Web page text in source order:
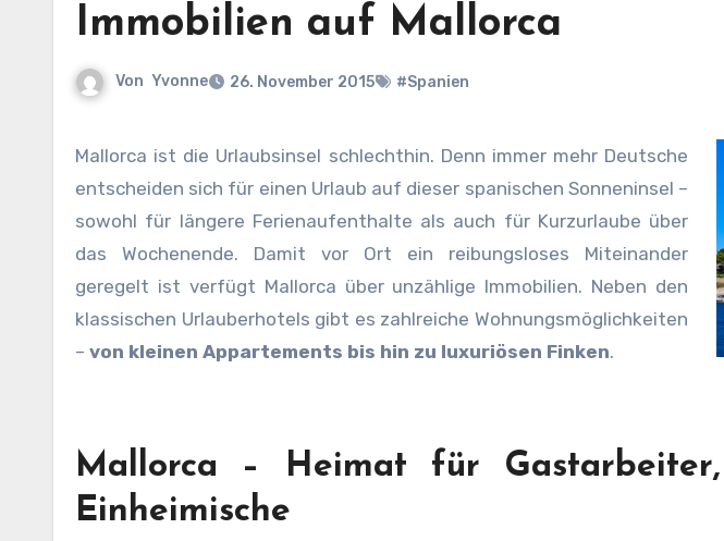
Immobilien auf Mallorca
Von Yvonne 26. November 2015 #Spanien
Mallorca ist die Urlaubsinsel schlechthin. Denn immer mehr Deutsche
entscheiden sich für einen Urlaub auf dieser spanischen Sonneninsel –
sowohl für längere Ferienaufenthalte als auch für Kurzurlaube über
das Wochenende. Damit vor Ort ein reibungsloses Miteinander
geregelt ist verfügt Mallorca über unzählige Immobilien. Neben den
klassischen Urlauberhotels gibt es zahlreiche Wohnungsmöglichkeiten
– von kleinen Appartements bis hin zu luxuriösen Finken.
Mallorca – Heimat für
Einheimische